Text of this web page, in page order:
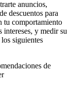
anuncios,
descuentos para
tu comportamiento
intereses, y medir su
siguientes
de